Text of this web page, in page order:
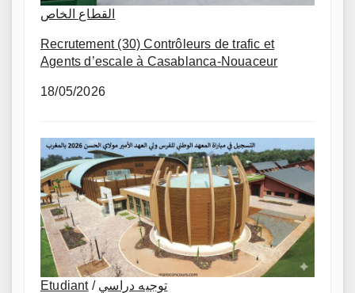
القطاع الخاص
Recrutement (30) Contrôleurs de trafic et
Agents d’escale à Casablanca-Nouaceur
18/05/2026
Etudiant/ توجيه دراسي